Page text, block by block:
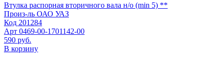
Втулка распорная вторичного вала н/о (min 5) **
Произ-ль ОАО УАЗ
Код 201284
Арт 0469-00-1701142-00
590 руб.
В корзину